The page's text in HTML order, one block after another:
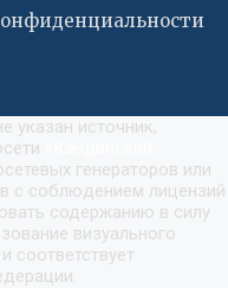
указан источник,
генераторов или
с соблюдением лицензий
содержанию в силу
визуального
соответствует